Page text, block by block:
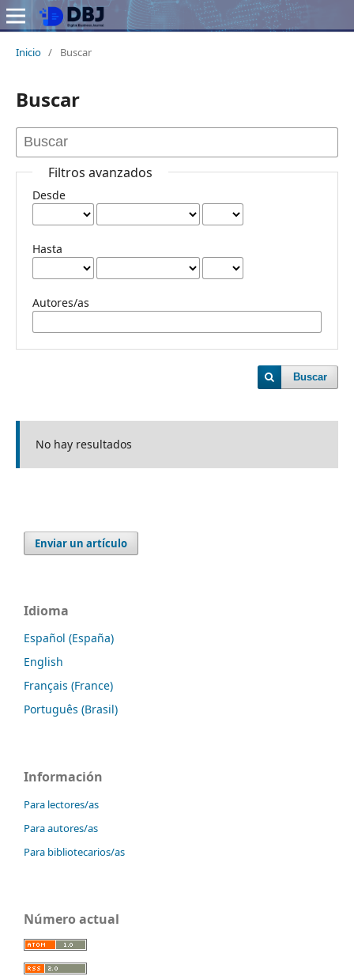
Inicio / Buscar
Buscar
Filtros avanzados
Desde
Hasta
Autores/as
Buscar
No hay resultados
Enviar un artículo
Idioma
Español (España)
English
Français (France)
Português (Brasil)
Información
Para lectores/as
Para autores/as
Para bibliotecarios/as
Número actual